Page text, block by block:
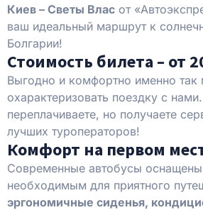
Киев – Светы Влас от
ваш идеальный маршрут к
Болгарии!
Стоимость билета – от
Выгодно и комфортно именно
охарактеризовать поездку с
переплачиваете, но получаете
лучших туроператоров!
Комфорт на первом
Современные автобусы
необходимым для приятного
эргономичные сиденья,